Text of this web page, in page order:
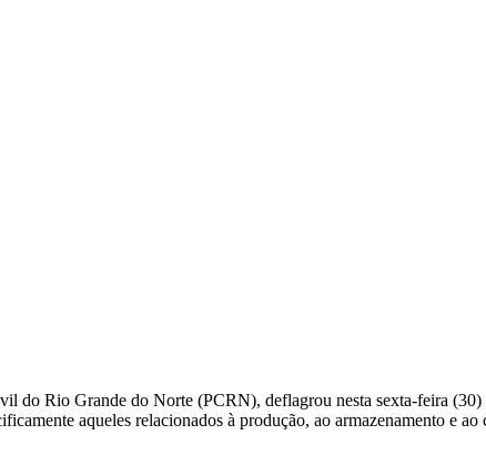
do Rio Grande do Norte (PCRN), deflagrou nesta sexta-feira
aqueles relacionados à produção, ao armazenamento e